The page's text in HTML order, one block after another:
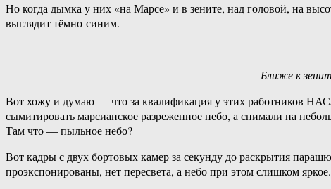
Но когда дымка у них «на Марсе» и в зените, над головой, на
выглядит тёмно-синим.
Ближе к
Вот хожу и думаю — что за квалификация у этих работников
сымитировать марсианское разреженное небо, а снимали на
Там что — пыльное небо?
Вот кадры с двух бортовых камер за секунду до раскрытия
проэкспонированы, нет пересвета, а небо при этом слишком яркое.